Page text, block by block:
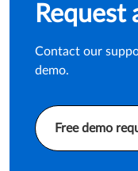
Request
Contact our
demo.
Free demo